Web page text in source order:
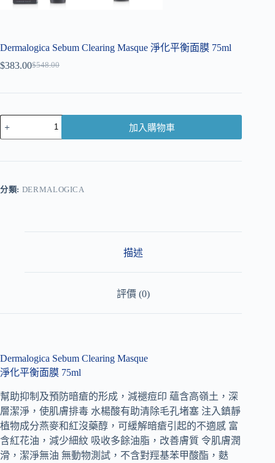
Dermalogica Sebum Clearing Masque 淨化平衡面膜 75ml
$548.00
$383.00
加入購物車
r
分類: DERMALOGICA
描述
評價 (0)
Dermalogica Sebum Clearing Masque
淨化平衡面膜 75ml
幫助抑制及預防暗瘡的形成，減褪痘印 蘊含高嶺土，深
層潔淨，使肌膚排毒 水楊酸有助清除毛孔堵塞 注入鎮靜
植物成分燕麥和紅沒藥醇，可緩解暗瘡引起的不適感 富
含紅花油，減少細紋 吸收多餘油脂，改善膚質 令肌膚潤
滑，潔淨無油 無動物測試，不含對羥基苯甲酸酯，麩